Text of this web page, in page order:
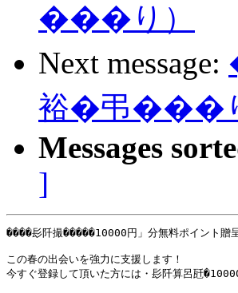
���り）
Next message:
裕�弔���
Messages
]
����髟阡撮�����10000円」分無料ポイント贈
この春の出会いを強力に支援します！
今すぐ登録して頂いた方には・髟阡算呂瓩